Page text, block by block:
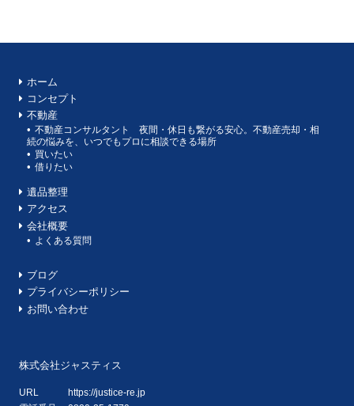
ホーム
コンセプト
不動産
不動産コンサルタント 夜間・休日も繋がる安心。不動産売却・相
続の悩みを、いつでもプロに相談できる場所
買いたい
借りたい
遺品整理
アクセス
会社概要
よくある質問
ブログ
プライバシーポリシー
お問い合わせ
株式会社ジャスティス
URL
https://justice-re.jp